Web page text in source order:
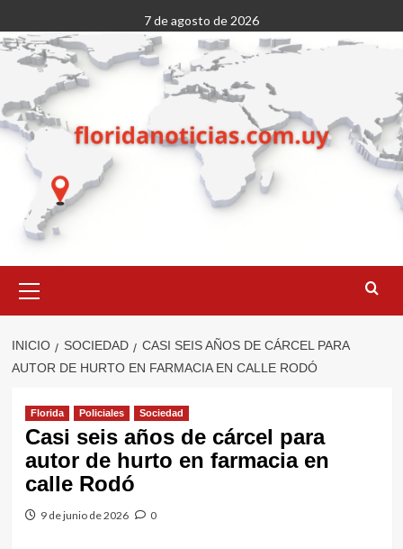
al
contenido
7 de agosto de 2026
primario
INICIO SOCIEDAD
CASI SEIS AÑOS DE CÁRCEL PARA
AUTOR DE HURTO EN FARMACIA EN CALLE RODÓ
Florida Policiales Sociedad
Casi seis años de cárcel para
autor de hurto en farmacia en
calle Rodó
9 de junio de 2026 0